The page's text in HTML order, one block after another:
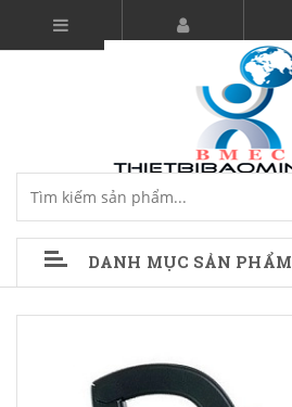
DANH MỤC SẢN PHẨM